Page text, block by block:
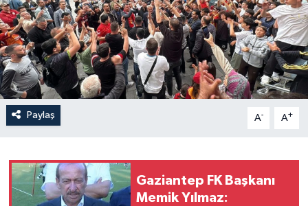
Paylaş A- A+
Gaziantep FK Başkanı
Memik Yılmaz: